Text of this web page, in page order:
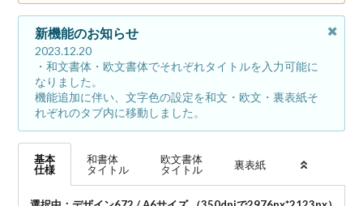
新機能のお知らせ
2023.12.20
・和文書体・欧文書体でそれぞれタイトルを入力可能に
なりました。
機能追加に伴い、文字色の設定を和文・欧文・裏表紙そ
れぞれのタブ内に移動しました。
基本
仕様
和書体
タイトル
欧文書体
タイトル
裏表紙